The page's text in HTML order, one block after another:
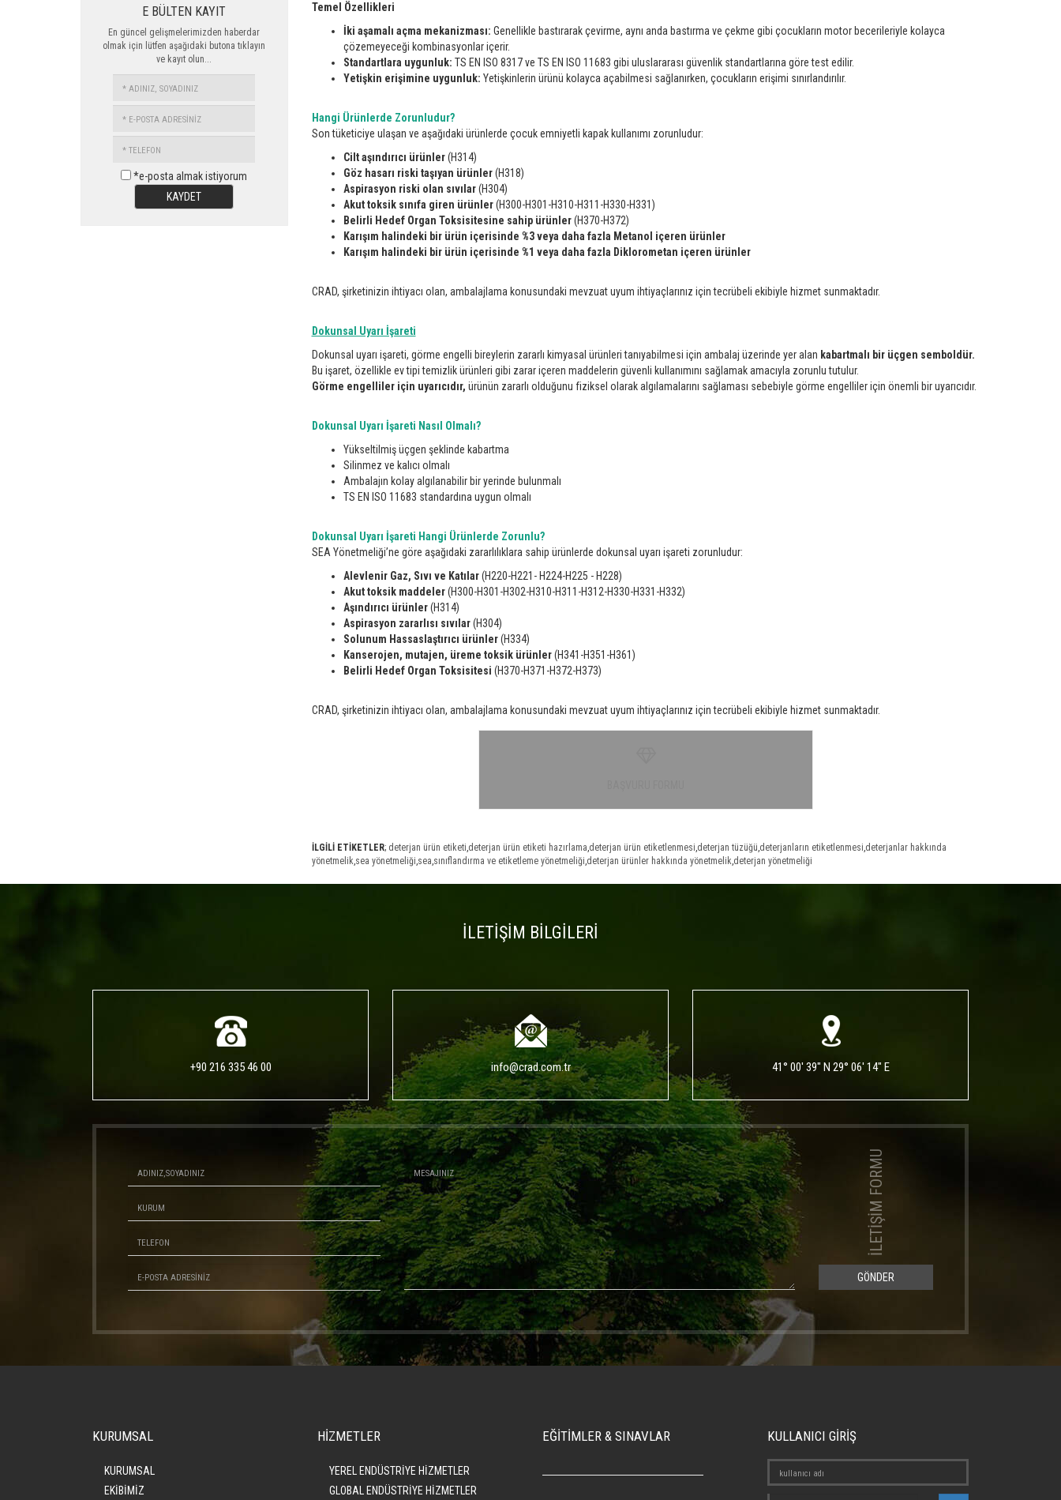
E BÜLTEN KAYIT
En güncel gelişmelerimizden haberdar
olmak için lütfen aşağıdaki butona tıklayın
ve kayıt olun...
*e-posta almak istiyorum
KAYDET
Temel Özellikleri
İki aşamalı açma mekanizması: Genellikle bastırarak çevirme, aynı anda bastırma ve çekme gibi çocukların motor becerileriyle kolayca
çözemeyeceği kombinasyonlar içerir.
Standartlara uygunluk: TS EN ISO 8317 ve TS EN ISO 11683 gibi uluslararası güvenlik standartlarına göre test edilir.
Yetişkin erişimine uygunluk: Yetişkinlerin ürünü kolayca açabilmesi sağlanırken, çocukların erişimi sınırlandırılır.
Hangi Ürünlerde Zorunludur?
Son tüketiciye ulaşan ve aşağıdaki ürünlerde çocuk emniyetli kapak kullanımı zorunludur:
Cilt aşındırıcı ürünler(H314)
Göz hasarı riski taşıyan ürünler(H318)
Aspirasyon riski olan sıvılar(H304)
Akut toksik sınıfa giren ürünler(H300-H301-H310-H311-H330-H331)
Belirli Hedef Organ Toksisitesine sahip ürünler(H370-H372)
Karışım halindeki bir ürün içerisinde %3 veya daha fazla Metanol içeren ürünler
Karışım halindeki bir ürün içerisinde %1 veya daha fazla Diklorometan içeren ürünler
CRAD, şirketinizin ihtiyacı olan, ambalajlama konusundaki mevzuat uyum ihtiyaçlarınız için tecrübeli ekibiyle hizmet sunmaktadır.
Dokunsal Uyarı İşareti
Dokunsal uyarı işareti, görme engelli bireylerin zararlı kimyasal ürünleri tanıyabilmesi için ambalaj üzerinde yer alan kabartmalı bir üçgen semboldür.
Bu işaret, özellikle ev tipi temizlik ürünleri gibi zarar içeren maddelerin güvenli kullanımını sağlamak amacıyla zorunlu tutulur.
Görme engelliler için uyarıcıdır, ürünün zararlı olduğunu fiziksel olarak algılamalarını sağlaması sebebiyle görme engelliler için önemli bir uyarıcıdır.
Dokunsal Uyarı İşareti Nasıl Olmalı?
Yükseltilmiş üçgen şeklinde kabartma
Silinmez ve kalıcı olmalı
Ambalajın kolay algılanabilir bir yerinde bulunmalı
TS EN ISO 11683 standardına uygun olmalı
Dokunsal Uyarı İşareti Hangi Ürünlerde Zorunlu?
SEA Yönetmeliği’ne göre aşağıdaki zararlılıklara sahip ürünlerde dokunsal uyarı işareti zorunludur:
Alevlenir Gaz, Sıvı ve Katılar(H220-H221- H224-H225 - H228)
Akut toksik maddeler(H300-H301-H302-H310-H311-H312-H330-H331-H332)
Aşındırıcı ürünler(H314)
Aspirasyon zararlısı sıvılar(H304)
Solunum Hassaslaştırıcı ürünler(H334)
Kanserojen, mutajen, üreme toksik ürünler(H341-H351-H361)
Belirli Hedef Organ Toksisitesi (H370-H371-H372-H373)
CRAD, şirketinizin ihtiyacı olan, ambalajlama konusundaki mevzuat uyum ihtiyaçlarınız için tecrübeli ekibiyle hizmet sunmaktadır.
İLGİLİ ETİKETLER; deterjan ürün etiketi,deterjan ürün etiketi hazırlama,deterjan ürün etiketlenmesi,deterjan tüzüğü,deterjanların etiketlenmesi,deterjanlar hakkında
yönetmelik,sea yönetmeliği,sea,sınıflandırma ve etiketleme yönetmeliği,deterjan ürünler hakkında yönetmelik,deterjan yönetmeliği
İLETİŞİM BİLGİLERİ
+90 216 335 46 00 info@crad.com.tr 41° 00' 39" N 29° 06' 14" E
İLETİŞİM FORMU
GÖNDER
KURUMSAL
KURUMSAL
EKİBİMİZ
HİZMETLER
YEREL ENDÜSTRİYE HİZMETLER
GLOBAL ENDÜSTRİYE HİZMETLER
EĞİTİMLER & SINAVLAR KULLANICI GİRİŞ